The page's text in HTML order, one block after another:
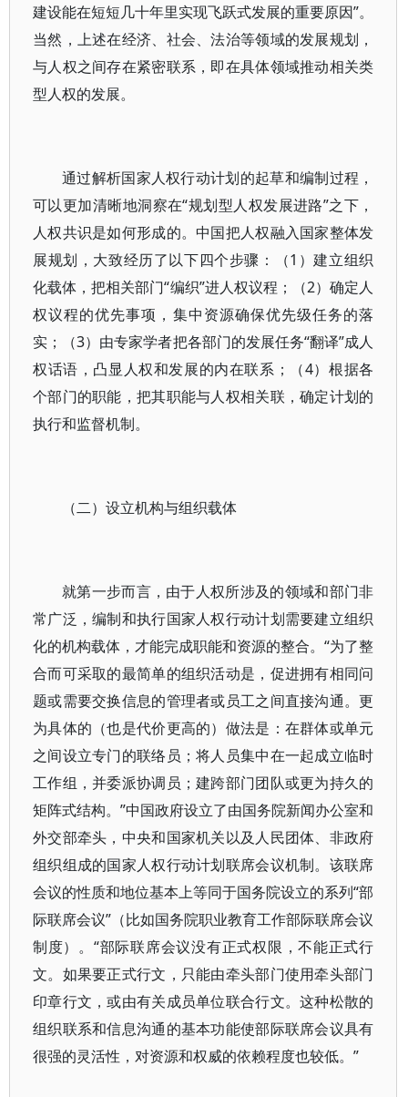
建设能在短短几十年里实现飞跃式发展的重要原因”。
当然，上述在经济、社会、法治等领域的发展规划，
与人权之间存在紧密联系，即在具体领域推动相关类
型人权的发展。
通过解析国家人权行动计划的起草和编制过程，
可以更加清晰地洞察在“规划型人权发展进路”之下，
人权共识是如何形成的。中国把人权融入国家整体发
展规划，大致经历了以下四个步骤：（1）建立组织
化载体，把相关部门“编织”进人权议程；（2）确定人
权议程的优先事项，集中资源确保优先级任务的落
实；（3）由专家学者把各部门的发展任务“翻译”成人
权话语，凸显人权和发展的内在联系；（4）根据各
个部门的职能，把其职能与人权相关联，确定计划的
执行和监督机制。
（二）设立机构与组织载体
就第一步而言，由于人权所涉及的领域和部门非
常广泛，编制和执行国家人权行动计划需要建立组织
化的机构载体，才能完成职能和资源的整合。“为了整
合而可采取的最简单的组织活动是，促进拥有相同问
题或需要交换信息的管理者或员工之间直接沟通。更
为具体的（也是代价更高的）做法是：在群体或单元
之间设立专门的联络员；将人员集中在一起成立临时
工作组，并委派协调员；建跨部门团队或更为持久的
矩阵式结构。”中国政府设立了由国务院新闻办公室和
外交部牵头，中央和国家机关以及人民团体、非政府
组织组成的国家人权行动计划联席会议机制。该联席
会议的性质和地位基本上等同于国务院设立的系列“部
际联席会议”（比如国务院职业教育工作部际联席会议
制度）。“部际联席会议没有正式权限，不能正式行
文。如果要正式行文，只能由牵头部门使用牵头部门
印章行文，或由有关成员单位联合行文。这种松散的
组织联系和信息沟通的基本功能使部际联席会议具有
很强的灵活性，对资源和权威的依赖程度也较低。”